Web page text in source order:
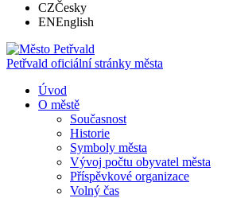
CZČesky
ENEnglish
Petřvald oficiální stránky města
Úvod
O městě
Současnost
Historie
Symboly města
Vývoj počtu obyvatel města
Příspěvkové organizace
Volný čas